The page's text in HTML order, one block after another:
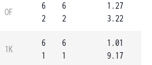
OF
6
2
6
2
1.27
3.22
1K
6
1
6
1
1.01
9.17